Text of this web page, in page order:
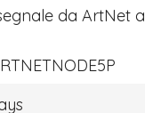
da ArtNet a